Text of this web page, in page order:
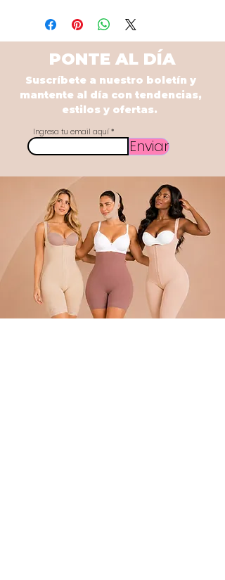
PONTE AL DÍA
Suscríbete a nuestro boletín y
mantente al día con tendencias,
estilos y ofertas.
Ingresa tu email aquí
Enviar